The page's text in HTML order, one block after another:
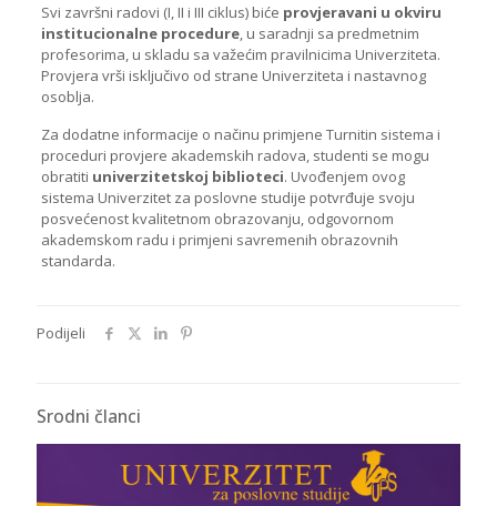
Svi završni radovi (I, II i III ciklus) biće provjeravani u okviru
institucionalne procedure, u saradnji sa predmetnim
profesorima, u skladu sa važećim pravilnicima Univerziteta.
Provjera vrši isključivo od strane Univerziteta i nastavnog
osoblja.
Za dodatne informacije o načinu primjene Turnitin sistema i
proceduri provjere akademskih radova, studenti se mogu
obratiti univerzitetskoj biblioteci. Uvođenjem ovog
sistema Univerzitet za poslovne studije potvrđuje svoju
posvećenost kvalitetnom obrazovanju, odgovornom
akademskom radu i primjeni savremenih obrazovnih
standarda.
Podijeli
Srodni članci